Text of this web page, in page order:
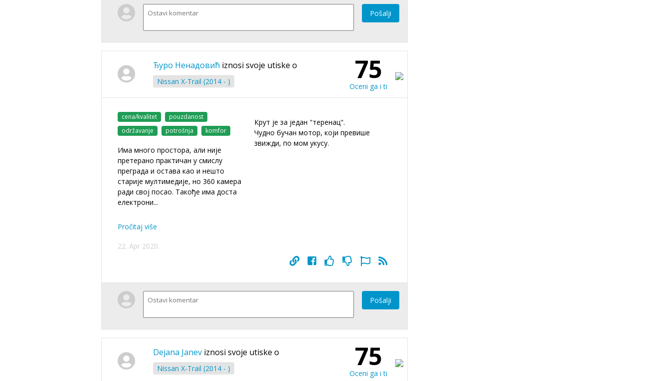
Pošalji
Ђуро Ненадовић iznosi svoje utiske o
Nissan X-Trail (2014 - ) 75
Oceni ga i ti
cena/kvalitet
pouzdanost
održavanje
potrošnja komfor
Има много простора, али није
претерано практичан у смислу
преграда и остава као и нешто
старије мултимедије, но 360 камера
ради свој посао. Такође има доста
електрони...
Крут је за један "теренац".
Чудно бучан мотор, који превише
звижди, по мом укусу.
Pročitaj više
22. Apr 2020.
Pošalji
Dejana Janev iznosi svoje utiske o
Nissan X-Trail (2014 - ) 75
Oceni ga i ti